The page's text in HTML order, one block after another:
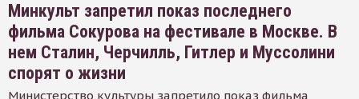
Минкульт запретил показ последнего
фильма Сокурова на фестивале в Москве. В
нем Сталин, Черчилль, Гитлер и Муссолини
спорят о жизни
Министерство культуры запретило показ фильма